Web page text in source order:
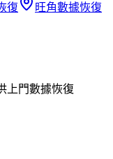
復 旺角數據恢復
上門數據恢復